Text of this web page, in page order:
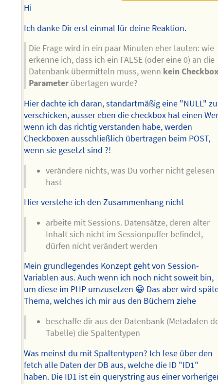
Hi
Ich danke Dir erst einmal für deine Reaktion.
Die Frage wird in ein paar Minuten eher lauten: wie
erkenne ich, dass ich ein FALSE (oder eine 0) an die
Datenbank übermitteln muss, wenn kein
Parameter übertagen wurde?
Hier dachte ich daran, standartmäßig eine "NULL" zu
verschicken, ausser eben die checkbox hat einen
wenn ich das richtig verstanden habe, werden
Checkboxen ausschließlich übertragen beim POST,
wenn sie gesetzt sind ?!
verändere nichts, was Du vorher nicht gelesen
hast
Hier verstehe ich den Zusammenhang nicht
arbeite mit Sessions. Datensätze, deren alter
Inhalt sich nicht im Sessionpuffer befindet,
dürfen nicht verändert werden
Mein grundlegendes Konzept geht von Session-
Variablen aus. Auch wenn ich noch nicht soweit bin,
um diese im PHP umzusetzen 😀 Das aber wird
Thema, welches ich mir aus den Büchern ziehe
beschaffe dir aus der Datenbank (Metadaten
Tabelle) die Spaltentypen
Was meinst du mit Spaltentypen? Ich lese über den
fetch alle Daten der DB aus, welche die ID "ID1"
haben. Die ID1 ist ein querystring aus einer